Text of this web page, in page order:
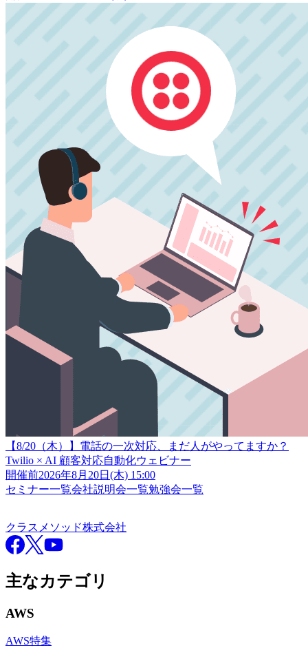
【8/20（木）】電話の一次対応、まだ人がやってますか？
Twilio × AI 顧客対応自動化ウェビナー
開催前2026年8月20日(木) 15:00
セミナー一覧会社説明会一覧勉強会一覧
クラスメソッド株式会社
Facebook
X YouTube
主なカテゴリ
AWS
AWS特集